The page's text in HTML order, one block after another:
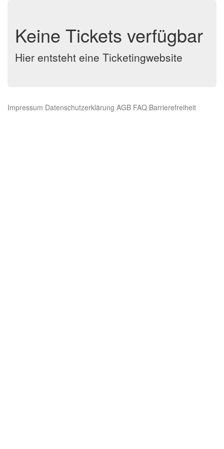
Keine Tickets verfügbar
Hier entsteht eine Ticketingwebsite
Impressum Datenschutzerklärung AGB FAQ Barrierefreiheit